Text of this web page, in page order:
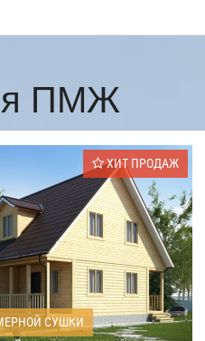
ПМЖ
ХИТ ПРОДАЖ
СУШКИ